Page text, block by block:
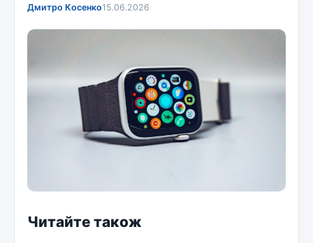
Дмитро Косенко15.06.2026
Читайте також